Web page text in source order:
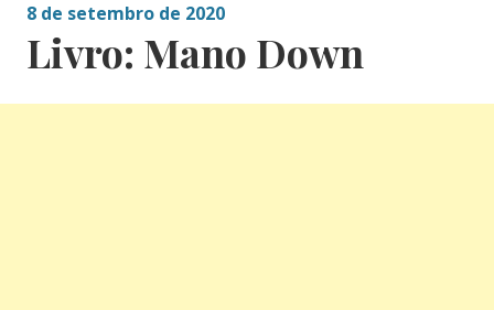
8 de setembro de 2020
Livro: Mano Down